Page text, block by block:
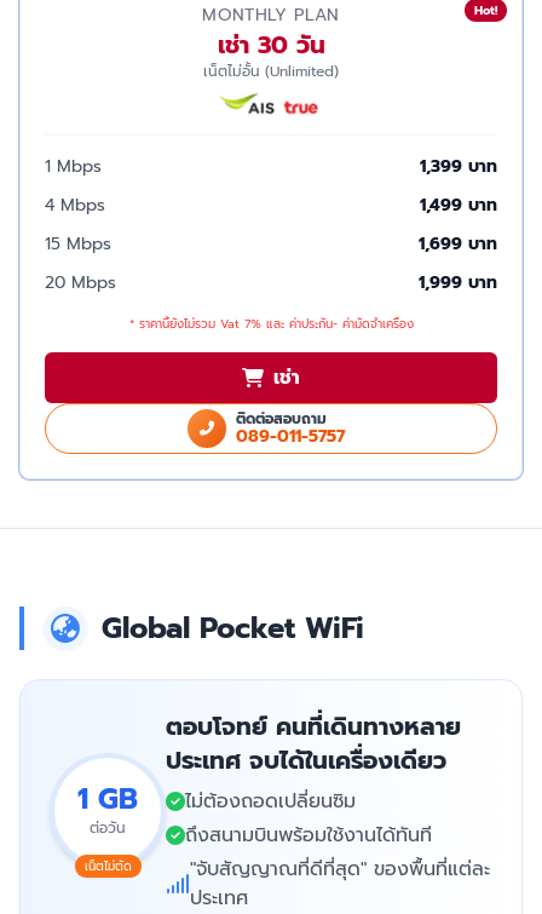
Hot!
MONTHLY PLAN
เช่า 30 วัน
เน็ตไม่อั้น (Unlimited)
1 Mbps
1,399 บาท
4 Mbps
1,499 บาท
15 Mbps
1,699 บาท
20 Mbps
1,999 บาท
* ราคานี้ยังไม่รวม Vat 7% และ ค่าประกัน- ค่ามัดจำเครื่อง
เช่า
ติดต่อสอบถาม
089-011-5757
Global Pocket WiFi
1 GB
ต่อวัน
เน็ตไม่ตัด
ตอบโจทย์ คนที่เดินทางหลาย
ประเทศ จบได้ในเครื่องเดียว
ไม่ต้องถอดเปลี่ยนซิม
ถึงสนามบินพร้อมใช้งานได้ทันที
"จับสัญญาณที่ดีที่สุด" ของพื้นที่แต่ละ
ประเทศ